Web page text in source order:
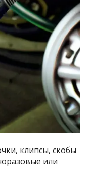
клипсы, скобы
или